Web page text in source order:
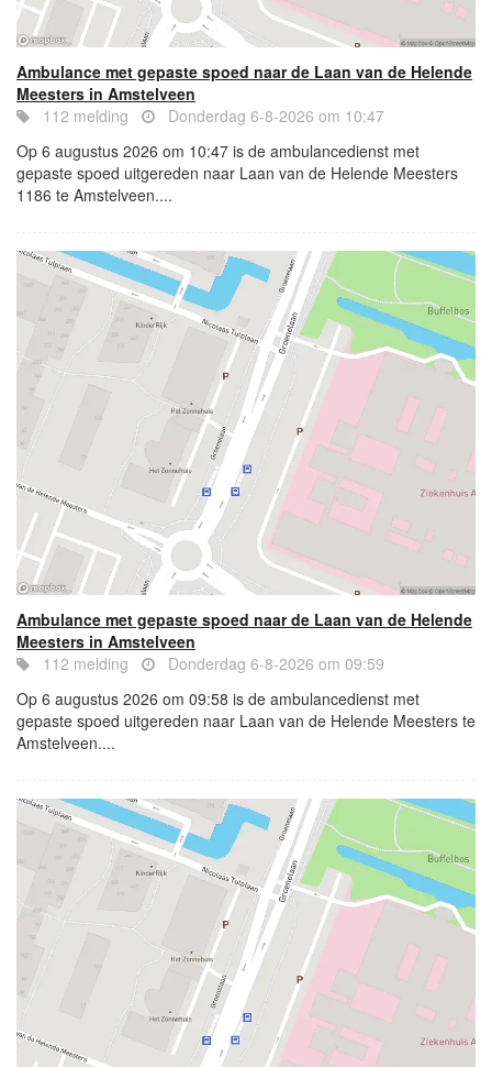
Ambulance met gepaste spoed naar de Laan van de Helende
Meesters in Amstelveen
112 melding
Donderdag 6-8-2026 om 10:47
Op 6 augustus 2026 om 10:47 is de ambulancedienst met
gepaste spoed uitgereden naar Laan van de Helende Meesters
1186 te Amstelveen....
Ambulance met gepaste spoed naar de Laan van de Helende
Meesters in Amstelveen
112 melding
Donderdag 6-8-2026 om 09:59
Op 6 augustus 2026 om 09:58 is de ambulancedienst met
gepaste spoed uitgereden naar Laan van de Helende Meesters te
Amstelveen....